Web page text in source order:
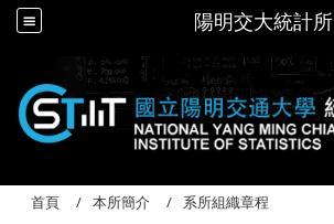
陽明交大統計所
首頁 本所簡介 系所組織章程